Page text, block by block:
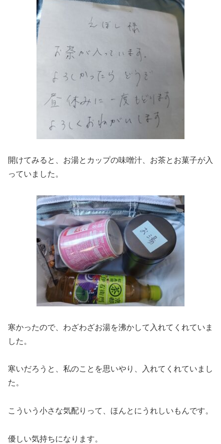
開けてみると、お湯とカップの味噌汁、お茶とお菓子が入
っていました。
寒かったので、わざわざお湯を沸かして入れてくれていま
した。
寒いだろうと、私のことを思いやり、入れてくれていまし
た。
こういう小さな気配りって、ほんとにうれしいもんです。
優しい気持ちになります。